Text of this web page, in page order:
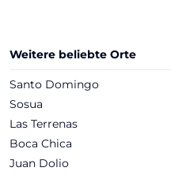
Weitere beliebte Orte
Santo Domingo
Sosua
Las Terrenas
Boca Chica
Juan Dolio